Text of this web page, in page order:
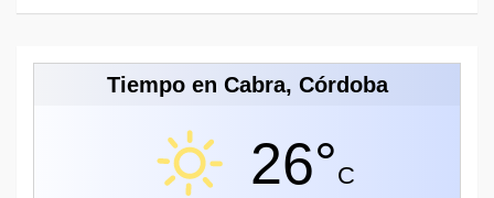
Tiempo en Cabra, Córdoba
26°C